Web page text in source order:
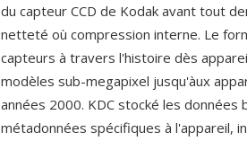
du capteur CCD de Kodak avant tout
netteté où compression interne. Le
capteurs à travers l'histoire dès
modèles sub-megapixel jusqu'àux
années 2000. KDC stocké les
métadonnées spécifiques à l'appareil,